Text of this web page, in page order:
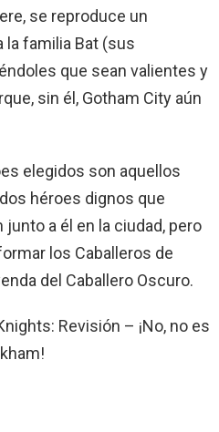
se reproduce un
la familia Bat (sus
que sean valientes y
sin él, Gotham City aún
elegidos son aquellos
héroes dignos que
a él en la ciudad, pero
los Caballeros de
del Caballero Oscuro.
Revisión – ¡No, no es